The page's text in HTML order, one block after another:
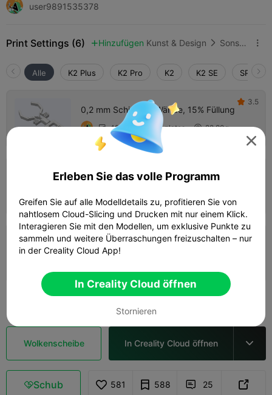
user9891535378
Print Settings (6)  Hinzufügen Kunst & Design  Sonstige 
Alle K2 Plus K2 Pro K2 K2 SE SPARKX
0,2 mm Schicht, 3 Wände, 15% Füllung
 48m 42s 1 plates  22.80g
 3.5
0,2 mm Schicht, 2 Wände, 15% Füllung
0,2 mm Schicht, 2 Wände, 15% Füllung
Mehr sehen
Wolkenscheibe In Creality Cloud öffnen 
Schub 581 588  25 

Erleben Sie das volle Programm
Greifen Sie auf alle Modelldetails zu, profitieren Sie von
nahtlosem Cloud-Slicing und Drucken mit nur einem Klick.
Interagieren Sie mit den Modellen, um exklusive Punkte zu
sammeln und weitere Überraschungen freizuschalten – nur
in der Creality Cloud App!
In Creality Cloud öffnen
Stornieren